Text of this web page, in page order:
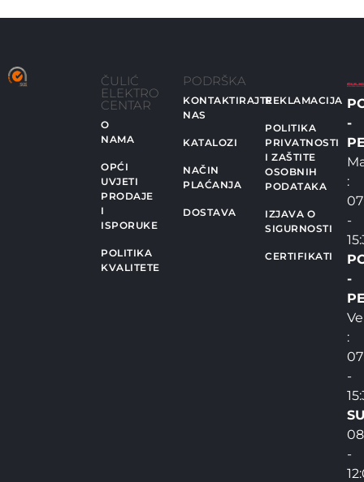
ČULIĆ
ELEKTRO
CENTAR
O
NAMA
OPĆI
UVJETI
PRODAJE
I
ISPORUKE
POLITIKA
KVALITETE
PODRŠKA
KONTAKTIRAJTE
NAS
KATALOZI
NAČIN
PLAĆANJA
DOSTAVA
REKLAMACIJA
POLITIKA
PRIVATNOSTI
I ZAŠTITE
OSOBNIH
PODATAKA
IZJAVA O
SIGURNOSTI
CERTIFIKATI
-
:
-
-
:
-
-